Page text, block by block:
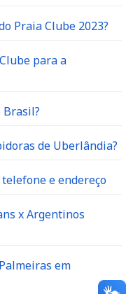
Praia Clube 2023?
para a
Brasil?
de Uberlândia?
e endereço
x Argentinos
em